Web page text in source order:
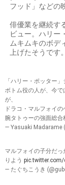
フッド」などの
俳優業を継続す
ビュー。ハリー
ムキムキのボデ
上げたそうです。
「ハリー・ポッター
ボトム役の人が、今
が、
ドラコ・マルフォイ
腕タトゥーの強面総合
— Yasuaki Madarame
マルフォイの子分だ
りよう pic.twitter.com/
— たぐちこうき